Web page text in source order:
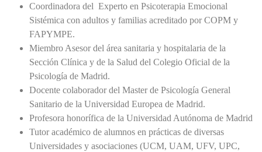
Coordinadora del Experto en Psicoterapia Emocional
Sistémica con adultos y familias acreditado por COPM y
FAPYMPE.
Miembro Asesor del área sanitaria y hospitalaria de la
Sección Clínica y de la Salud del Colegio Oficial de la
Psicología de Madrid.
Docente colaborador del Master de Psicología General
Sanitario de la Universidad Europea de Madrid.
Profesora honorífica de la Universidad Autónoma de Madrid
Tutor académico de alumnos en prácticas de diversas
Universidades y asociaciones (UCM, UAM, UFV, UPC,